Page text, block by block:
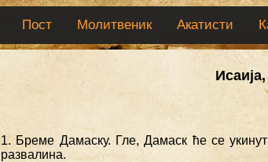
Пост Молитвеник Акатисти
1. Бреме Дамаску. Гле, Дамаск ће се
развалина.